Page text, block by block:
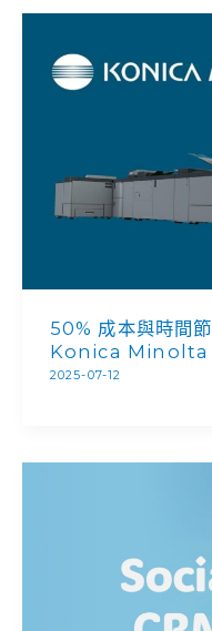
50% 成本與時間
Konica Minolta
2025-07-12